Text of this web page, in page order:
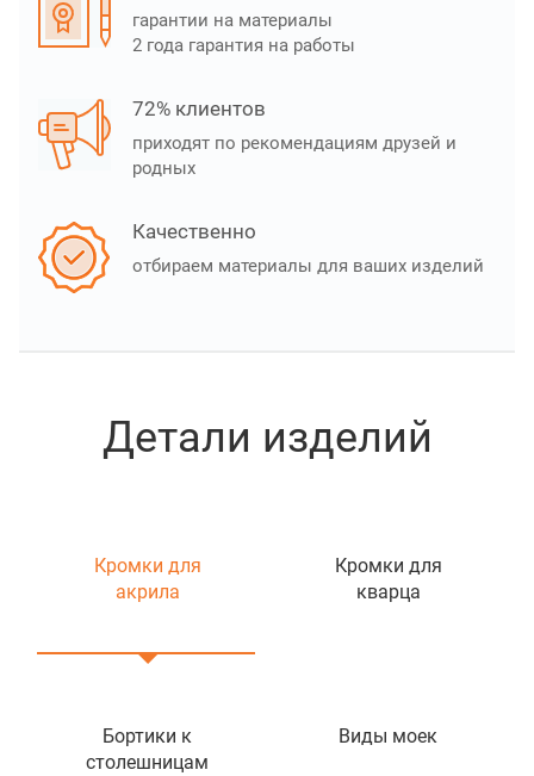
гарантии на материалы
2 года гарантия на работы
72% клиентов
приходят по рекомендациям друзей и
родных
Качественно
отбираем материалы для ваших изделий
Детали изделий
Кромки для
акрила
Кромки для
кварца
Бортики к
столешницам
Виды моек